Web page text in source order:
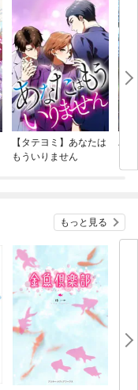
【タテヨミ】あなたは
もういりません
バ
今
もっと見る